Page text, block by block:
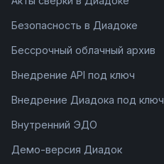
Безопасность в Диадоке
Бессрочный облачный архив
Внедрение API под ключ
Внедрение Диадока под ключ
Внутренний ЭДО
Демо-версия Диадок